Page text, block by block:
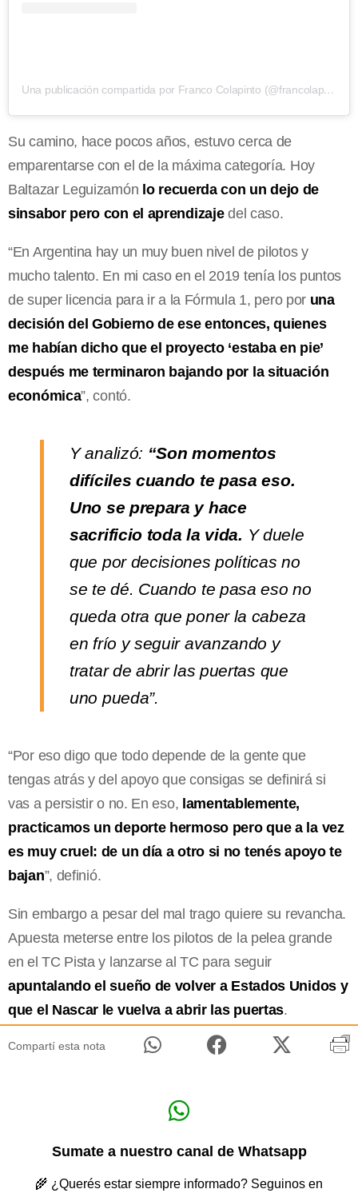
Una publicación compartida por Franco Colapinto (@francolapinto)
Su camino, hace pocos años, estuvo cerca de
emparentarse con el de la máxima categoría. Hoy
Baltazar Leguizamón lo recuerda con un dejo de
sinsabor pero con el aprendizajedel caso.
“En Argentina hay un muy buen nivel de pilotos y
mucho talento. En mi caso en el 2019 tenía los puntos
de super licencia para ir a la Fórmula 1, pero por una
decisión del Gobierno de ese entonces, quienes
me habían dicho que el proyecto ‘estaba en pie’
después me terminaron bajando por la situación
económica”, contó.
Y analizó: “Son momentos
difíciles cuando te pasa eso.
Uno se prepara y hace
sacrificio toda la vida. Y duele
que por decisiones políticas no
se te dé. Cuando te pasa eso no
queda otra que poner la cabeza
en frío y seguir avanzando y
tratar de abrir las puertas que
uno pueda”.
“Por eso digo que todo depende de la gente que
tengas atrás y del apoyo que consigas se definirá si
vas a persistir o no. En eso, lamentablemente,
practicamos un deporte hermoso pero que a la vez
es muy cruel: de un día a otro si no tenés apoyo te
bajan”, definió.
Sin embargo a pesar del mal trago quiere su revancha.
Apuesta meterse entre los pilotos de la pelea grande
en el TC Pista y lanzarse al TC para seguir
apuntalando el sueño de volver a Estados Unidos y
que el Nascar le vuelva a abrir las puertas.
Compartí esta nota
Sumate a nuestro canal de Whatsapp
🌾 ¿Querés estar siempre informado? Seguinos en